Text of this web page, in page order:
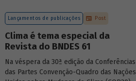
Lançamentos de publicações Post
Clima é tema especial da
Revista do BNDES 61
Na véspera da 30ª edição da Conferências
das Partes Convenção-Quadro das Nações